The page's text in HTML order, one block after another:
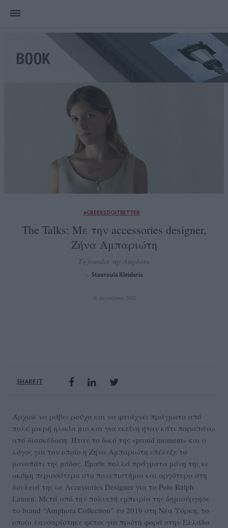
#GREEKSDOITBETTER
The Talks: Με την accessories designer,
Ζήνα Αμπαριώτη
Τη founder της Amphora
Stauroula Kleidaria
26 Αυγούστου 2022
SHARE IT
Άρχισε να ράβει ρούχα και να φτιάχνει πράγματα από
πολύ μικρή ηλικία μια και για εκείνη ήταν κάτι παραπάνω
από διασκέδαση. Ήταν το δικό της «proud moment» και ο
λόγος για τον οποίο η Ζήνα Αμπαριώτη επέλεξε το
μονοπάτι της μόδας. Έμαθε πολλά πράγματα μόνη της κι
ακόμη περισσότερα στο πανεπιστήμιο και αργότερα στη
δουλειά της ως Accessories Designer για το Polo Ralph
Lauren. Μετά από την πολυετή εμπειρία της δημιούργησε
τo brand “Amphora Collection” το 2019 στη Νέα Υόρκη, το
οποίο λανσαρίστηκε φέτος για πρώτη φορά στην Ελλάδα